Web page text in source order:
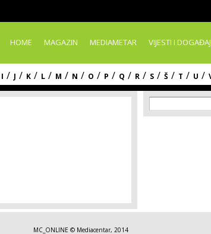
content
HOME MAGAZIN MEDIAMETAR VIJESTI I
I / J / K / L / M / N / O / P / Q / R / S / Š / T / U /
Search
Search
MC_ONLINE © Mediacentar, 2014